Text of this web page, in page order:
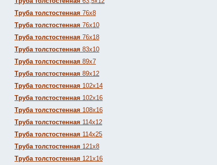
Труба толстостенная 76х8
Труба толстостенная 76х10
Труба толстостенная 76х18
Труба толстостенная 83х10
Труба толстостенная 89х7
Труба толстостенная 89х12
Труба толстостенная 102х14
Труба толстостенная 102х16
Труба толстостенная 108х16
Труба толстостенная 114х12
Труба толстостенная 114х25
Труба толстостенная 121х8
Труба толстостенная 121х16